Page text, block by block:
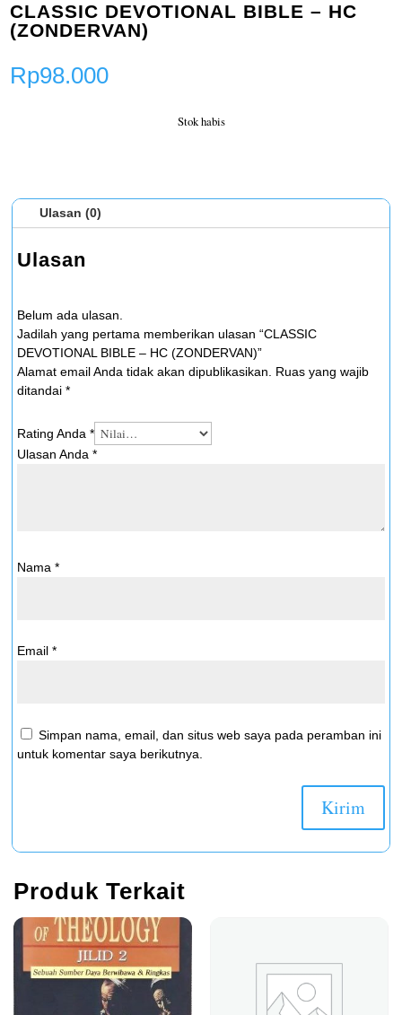
CLASSIC DEVOTIONAL BIBLE – HC
(ZONDERVAN)
Rp98.000
Stok habis
Ulasan (0)
Ulasan
Belum ada ulasan.
Jadilah yang pertama memberikan ulasan “CLASSIC
DEVOTIONAL BIBLE – HC (ZONDERVAN)”
Alamat email Anda tidak akan dipublikasikan.
Ruas yang wajib
ditandai *
Rating Anda *
Ulasan Anda *
Nama *
Email *
Simpan nama, email, dan situs web saya pada peramban ini
untuk komentar saya berikutnya.
Produk Terkait